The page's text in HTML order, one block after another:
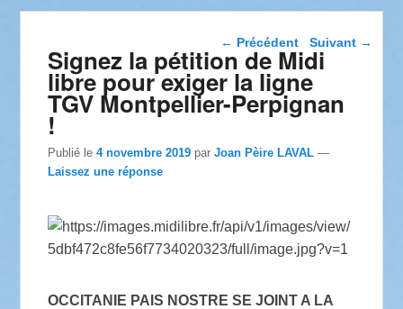
Navigation dans les
← Précédent Suivant →
Signez la pétition de Midi
libre pour exiger la ligne
TGV Montpellier-Perpignan
!
Publié le4 novembre 2019 parJoan Pèire LAVAL —
Laissez une réponse
OCCITANIE PAIS NOSTRE SE JOINT A LA